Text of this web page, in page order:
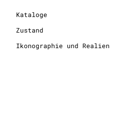
Kataloge
Zustand
Ikonographie und Realien